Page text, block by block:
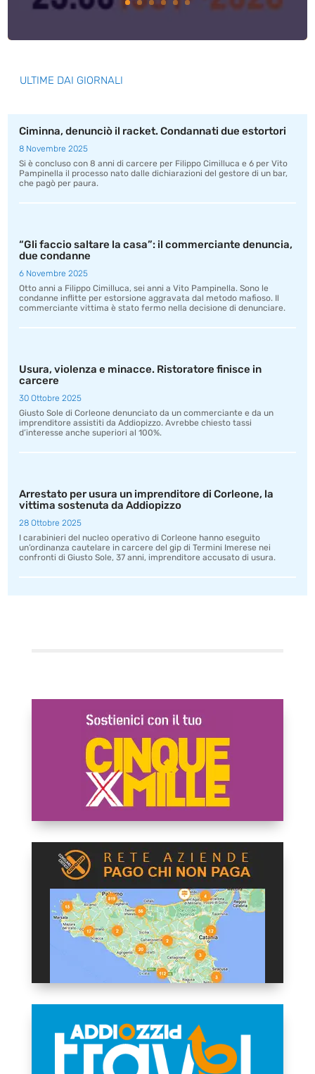
ULTIME DAI GIORNALI
Ciminna, denunciò il racket. Condannati due estortori
8 Novembre 2025
Si è concluso con 8 anni di carcere per Filippo Cimilluca e 6 per Vito
Pampinella il processo nato dalle dichiarazioni del gestore di un bar,
che pagò per paura.
“Gli faccio saltare la casa”: il commerciante denuncia,
due condanne
6 Novembre 2025
Otto anni a Filippo Cimilluca, sei anni a Vito Pampinella. Sono le
condanne inflitte per estorsione aggravata dal metodo mafioso. Il
commerciante vittima è stato fermo nella decisione di denunciare.
Usura, violenza e minacce. Ristoratore finisce in
carcere
30 Ottobre 2025
Giusto Sole di Corleone denunciato da un commerciante e da un
imprenditore assistiti da Addiopizzo. Avrebbe chiesto tassi
d’interesse anche superiori al 100%.
Arrestato per usura un imprenditore di Corleone, la
vittima sostenuta da Addiopizzo
28 Ottobre 2025
I carabinieri del nucleo operativo di Corleone hanno eseguito
un’ordinanza cautelare in carcere del gip di Termini Imerese nei
confronti di Giusto Sole, 37 anni, imprenditore accusato di usura.